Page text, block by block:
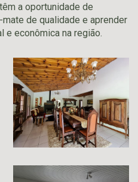
a oportunidade de
de qualidade e aprender
e econômica na região.